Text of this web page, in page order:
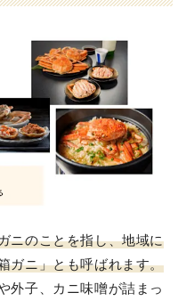
ニのことを指し、地域に
ガニ」とも呼ばれます。
外子、カニ味噌が詰まっ